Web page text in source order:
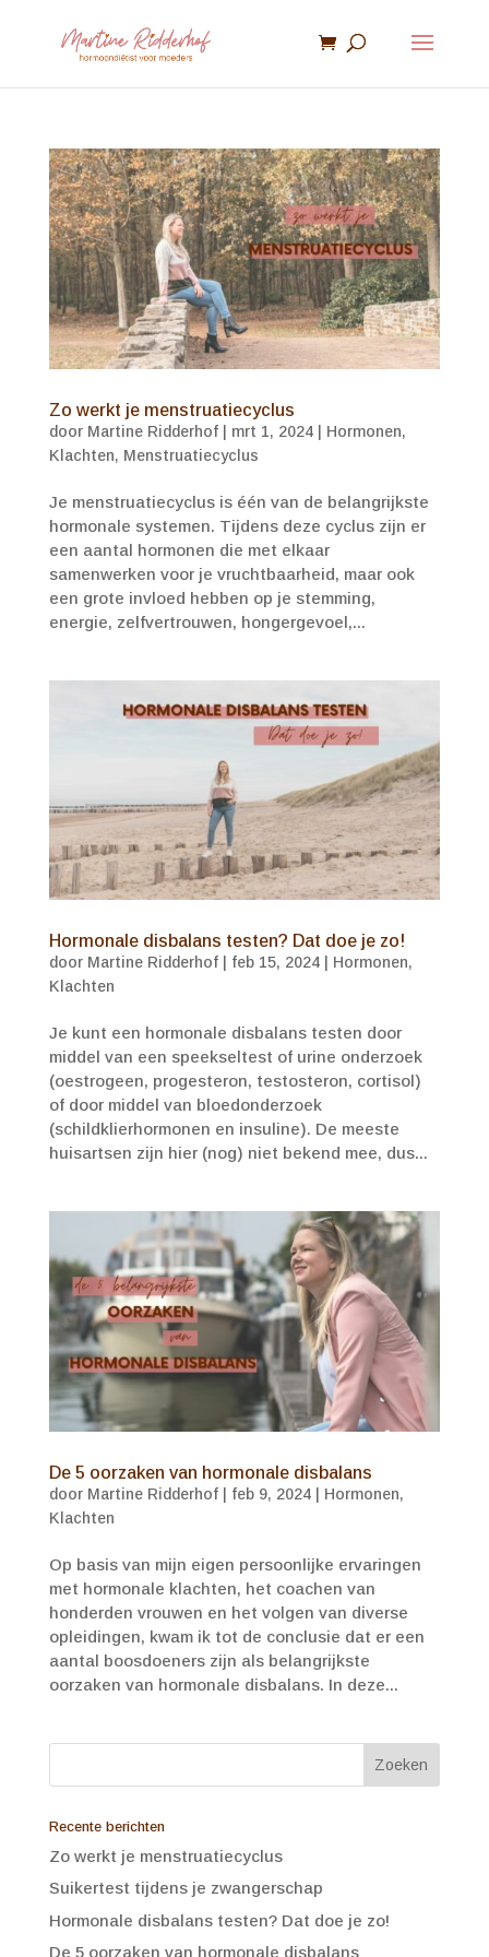
Zo werkt je menstruatiecyclus
door Martine Ridderhof| mrt 1, 2024| Hormonen,
Klachten, Menstruatiecyclus
Je menstruatiecyclus is één van de belangrijkste
hormonale systemen. Tijdens deze cyclus zijn er
een aantal hormonen die met elkaar
samenwerken voor je vruchtbaarheid, maar ook
een grote invloed hebben op je stemming,
energie, zelfvertrouwen, hongergevoel,...
Hormonale disbalans testen? Dat doe je zo!
door Martine Ridderhof| feb 15, 2024| Hormonen,
Klachten
Je kunt een hormonale disbalans testen door
middel van een speekseltest of urine onderzoek
(oestrogeen, progesteron, testosteron, cortisol)
of door middel van bloedonderzoek
(schildklierhormonen en insuline). De meeste
huisartsen zijn hier (nog) niet bekend mee, dus...
De 5 oorzaken van hormonale disbalans
door Martine Ridderhof| feb 9, 2024| Hormonen,
Klachten
Op basis van mijn eigen persoonlijke ervaringen
met hormonale klachten, het coachen van
honderden vrouwen en het volgen van diverse
opleidingen, kwam ik tot de conclusie dat er een
aantal boosdoeners zijn als belangrijkste
oorzaken van hormonale disbalans. In deze...
Recente berichten
Zo werkt je menstruatiecyclus
Suikertest tijdens je zwangerschap
Hormonale disbalans testen? Dat doe je zo!
De 5 oorzaken van hormonale disbalans